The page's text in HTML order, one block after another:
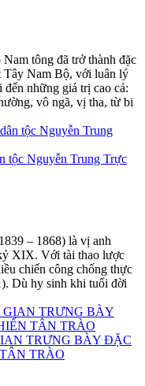
tông đã trở thành đặc
Tây Nam Bộ, với luân lý
những giá trị cao cả:
vô ngã, vị tha, từ bi
tộc Nguyễn Trung Trực
– 1868) là vị anh
XIX. Với tài thao lược
chiến công chống thực
Dù hy sinh khi tuổi đời
TRƯNG BÀY ĐẶC
TRÀO